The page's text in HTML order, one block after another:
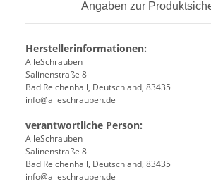
Angaben zur
Herstellerinformationen:
AlleSchrauben
Salinenstraße 8
Bad Reichenhall, Deutschland, 83435
info@alleschrauben.de
verantwortliche Person:
AlleSchrauben
Salinenstraße 8
Bad Reichenhall, Deutschland, 83435
info@alleschrauben.de